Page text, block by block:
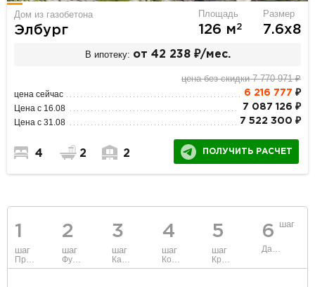
Дом из газобетона
Элбург
Площадь
126 м2
Размер
7.6х8
В ипотеку: от 42 238 ₽/мес.
цена без скидки 7 770 971 ₽
цена сейчас 6 216 777 ₽
Цена с 16.08 7 087 126 ₽
Цена с 31.08 7 522 300 ₽
4 2 2 ПОЛУЧИТЬ РАСЧЕТ
1
шаг
Проект
2
шаг
Фундамент
3
шаг
Каркас и стены
4
шаг
Коммуникации
5
шаг
Крыша
6 шаг
Данные